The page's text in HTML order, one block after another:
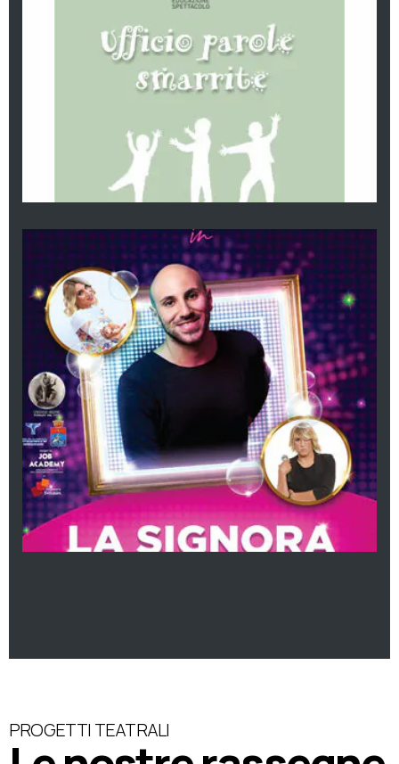
PROGETTI TEATRALI